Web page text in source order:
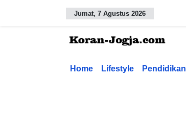
Jumat, 7 Agustus 2026
Home Lifestyle Pendidikan